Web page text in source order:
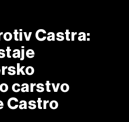
Castra:
carstvo
Castro